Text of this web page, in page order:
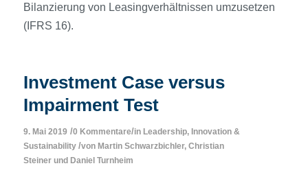
Bilanzierung von Leasing­verhältnissen umzusetzen
(IFRS 16).
Investment Case versus
Impairment Test
9. Mai 2019 /0 Kommentare/in Leadership, Innovation &
Sustainability /von Martin Schwarzbichler, Christian
Steinerund Daniel Turnheim